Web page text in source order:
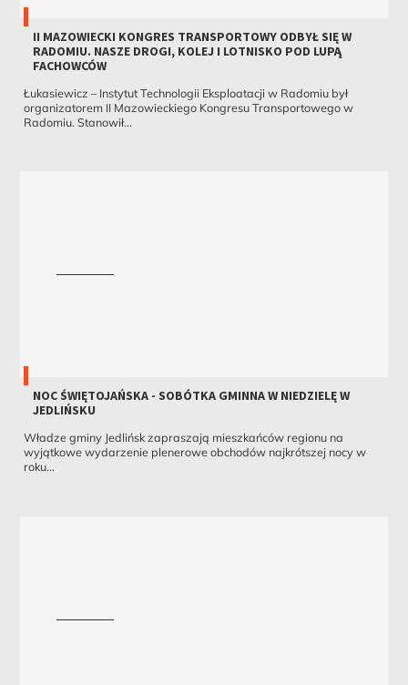
II MAZOWIECKI KONGRES TRANSPORTOWY ODBYŁ SIĘ W
RADOMIU. NASZE DROGI, KOLEJ I LOTNISKO POD LUPĄ
FACHOWCÓW
Łukasiewicz – Instytut Technologii Eksploatacji w Radomiu był
organizatorem II Mazowieckiego Kongresu Transportowego w
Radomiu. Stanowił...
NOC ŚWIĘTOJAŃSKA - SOBÓTKA GMINNA W NIEDZIELĘ W
JEDLIŃSKU
Władze gminy Jedlińsk zapraszają mieszkańców regionu na
wyjątkowe wydarzenie plenerowe obchodów najkrótszej nocy w
roku...